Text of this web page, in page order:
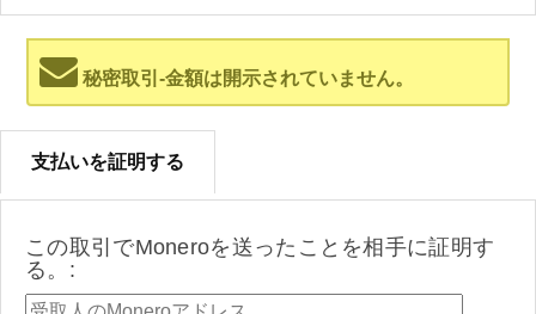
秘密取引-金額は開示されていません。
支払いを証明する
この取引でMoneroを送ったことを相手に証明す
る。: